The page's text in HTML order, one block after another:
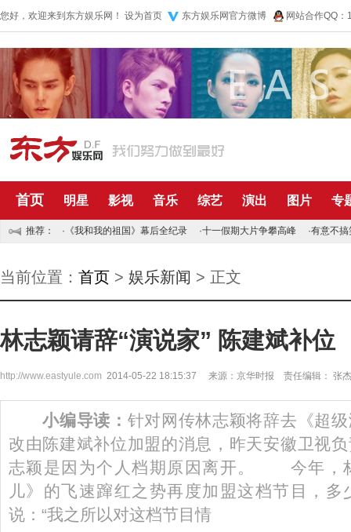
您好，欢迎来到东方娱乐网！ 设为首页 东方娱乐网官方微博 网站合作QQ
首页 明星 影视 音乐 综艺 演出 图片 专
推荐： · 《我和我的祖国》幕后全纪录 ·十一假期大片争攀高峰 ·有意不搞
当前位置： 首页 > 娱乐新闻 > 正文
林志颖请辞“演说家” 陈建斌补位
http://www.eastyule.com 2014-05-22 18:15:37 来源：京华时报 责任编辑： 张杰
小编导读： 针对网传林志颖将辞去《超
改由陈建斌补位加盟的消息，昨天安徽卫视
志颖是因为个人档期原因离开。 今年，
儿》的飞速蹿红之势再度加盟这档节目，多
说：“我之所以对这档节目情